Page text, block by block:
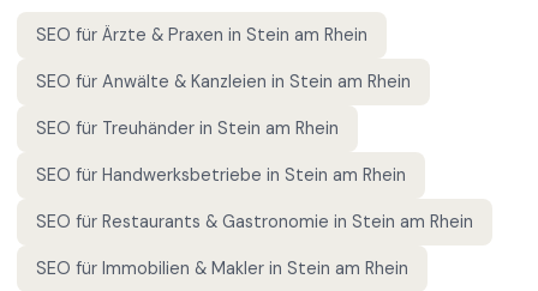
SEO für Ärzte & Praxen in Stein am Rhein
SEO für Anwälte & Kanzleien in Stein am Rhein
SEO für Treuhänder in Stein am Rhein
SEO für Handwerksbetriebe in Stein am Rhein
SEO für Restaurants & Gastronomie in Stein am Rhein
SEO für Immobilien & Makler in Stein am Rhein